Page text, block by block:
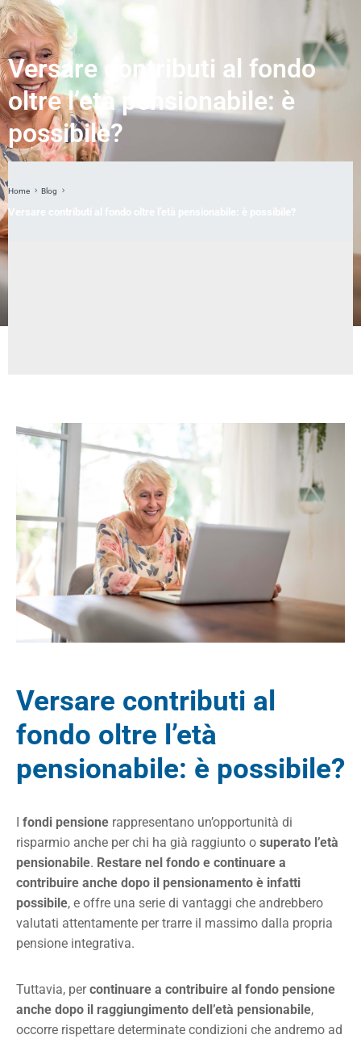
Versare contributi al fondo
oltre l’età pensionabile: è
possibile?
Home Blog
Versare contributi al
fondo oltre l’età
pensionabile: è possibile?
fondi pensione rappresentano un’opportunità di
risparmio anche per chi ha già raggiunto o superato l’età
pensionabile. Restare nel fondo e continuare a
contribuire anche dopo il pensionamento è infatti
possibile, e offre una serie di vantaggi che andrebbero
valutati attentamente per trarre il massimo dalla propria
pensione integrativa.
Tuttavia, percontinuare a contribuire al fondo pensione
anche dopo il raggiungimento dell’età pensionabile,
occorre rispettare determinate condizioni che andremo ad